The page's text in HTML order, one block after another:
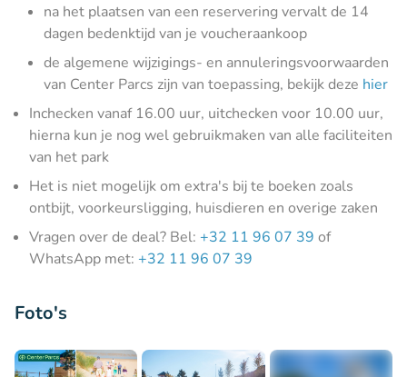
na het plaatsen van een reservering vervalt de 14
dagen bedenktijd van je voucheraankoop
de algemene wijzigings- en annuleringsvoorwaarden
van Center Parcs zijn van toepassing, bekijk deze hier
Inchecken vanaf 16.00 uur, uitchecken voor 10.00 uur,
hierna kun je nog wel gebruikmaken van alle faciliteiten
van het park
Het is niet mogelijk om extra's bij te boeken zoals
ontbijt, voorkeursligging, huisdieren en overige zaken
Vragen over de deal? Bel: +32 11 96 07 39 of
WhatsApp met: +32 11 96 07 39
Foto's